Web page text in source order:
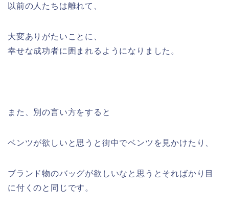
以前の人たちは離れて、
大変ありがたいことに、
幸せな成功者に囲まれるようになりました。
また、別の言い方をすると
ベンツが欲しいと思うと街中でベンツを見かけたり、
ブランド物のバッグが欲しいなと思うとそればかり目
に付くのと同じです。